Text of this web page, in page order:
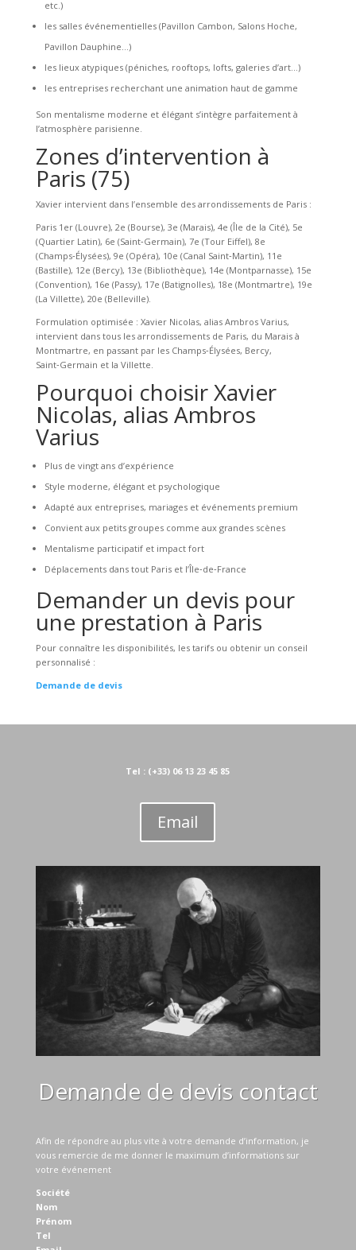
etc.)
les salles événementielles (Pavillon Cambon, Salons Hoche,
Pavillon Dauphine…)
les lieux atypiques (péniches, rooftops, lofts, galeries d’art…)
les entreprises recherchant une animation haut de gamme
Son mentalisme moderne et élégant s’intègre parfaitement à
l’atmosphère parisienne.
Zones d’intervention à
Paris (75)
Xavier intervient dans l’ensemble des arrondissements de Paris :
Paris 1er (Louvre), 2e (Bourse), 3e (Marais), 4e (Île de la Cité), 5e
(Quartier Latin), 6e (Saint‑Germain), 7e (Tour Eiffel), 8e
(Champs‑Élysées), 9e (Opéra), 10e (Canal Saint‑Martin), 11e
(Bastille), 12e (Bercy), 13e (Bibliothèque), 14e (Montparnasse), 15e
(Convention), 16e (Passy), 17e (Batignolles), 18e (Montmartre), 19e
(La Villette), 20e (Belleville).
Formulation optimisée : Xavier Nicolas, alias Ambros Varius,
intervient dans tous les arrondissements de Paris, du Marais à
Montmartre, en passant par les Champs‑Élysées, Bercy,
Saint‑Germain et la Villette.
Pourquoi choisir Xavier
Nicolas, alias Ambros
Varius
Plus de vingt ans d’expérience
Style moderne, élégant et psychologique
Adapté aux entreprises, mariages et événements premium
Convient aux petits groupes comme aux grandes scènes
Mentalisme participatif et impact fort
Déplacements dans tout Paris et l’Île‑de‑France
Demander un devis pour
une prestation à Paris
Pour connaître les disponibilités, les tarifs ou obtenir un conseil
personnalisé :
Demande de devis
Tel : (+33) 06 13 23 45 85
Email
Demande de devis contact
Afin de répondre au plus vite à votre demande d’information, je
vous remercie de me donner le maximum d’informations sur
votre événement
Société
Nom
Prénom
Tel